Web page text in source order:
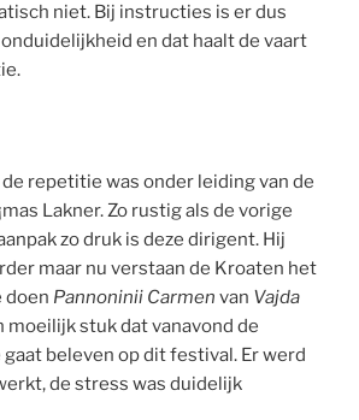
niet. Bij instructies is er dus
en dat haalt de vaart
repetitie was onder leiding van de
Lakner. Zo rustig als de vorige
zo druk is deze dirigent. Hij
maar nu verstaan de Kroaten het
doen Pannoninii Carmen van Vajda
moeilijk stuk dat vanavond de
beleven op dit festival. Er werd
de stress was duidelijk